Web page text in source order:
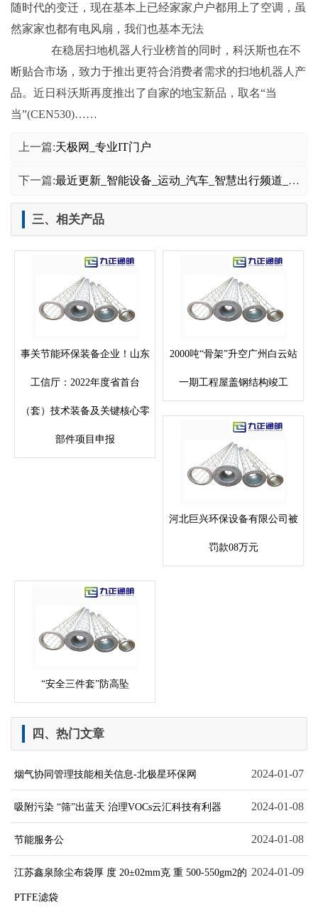
随时代的变迁，现在基本上已经家家户户都用上了空调，虽
然家家也都有电风扇，我们也基本无法
在稳居扫地机器人行业榜首的同时，科沃斯也在不
断贴合市场，致力于推出更符合消费者需求的扫地机器人产
品。近日科沃斯再度推出了自家的地宝新品，取名“当
当”(CEN530)……
上一篇:天极网_专业IT门户
下一篇:最近更新_智能设备_运动_汽车_智慧出行频道_天极网
三、相关产品
事关节能环保装备企业！山东
工信厅：2022年度省首台
（套）技术装备及关键核心零
部件项目申报
2000吨“骨架”升空广州白云站
一期工程屋盖钢结构竣工
河北巨兴环保设备有限公司被
罚款08万元
“安全三件套”防高坠
四、热门文章
2024-01-07
烟气协同管理技能相关信息-北极星环保网
2024-01-08
吸附污染 “筛”出蓝天 治理VOCs云汇科技有利器
2024-01-08
节能服务公
2024-01-09
江苏鑫泉除尘布袋厚 度 20±02mm克 重 500-550gm2的
PTFE滤袋